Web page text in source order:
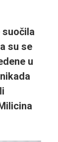
suočila
su se
u